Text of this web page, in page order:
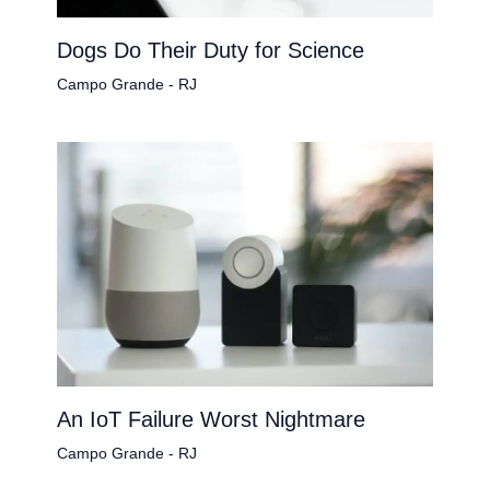
Dogs Do Their Duty for Science
Campo Grande - RJ
An IoT Failure Worst Nightmare
Campo Grande - RJ